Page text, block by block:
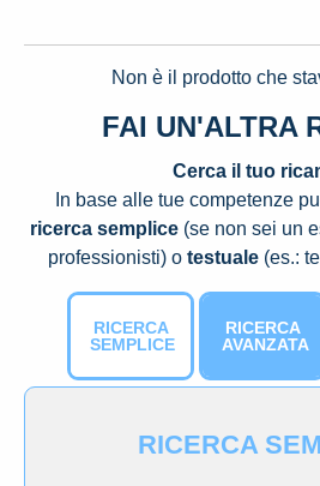
Non è il prodotto che
FAI UN'ALTRA
Cerca il tuo
In base alle tue competenze
ricerca semplice (se non sei un
professionisti) o testuale (es.:
RICERCA
SEMPLICE
RICERCA
AVANZATA
RICERCA